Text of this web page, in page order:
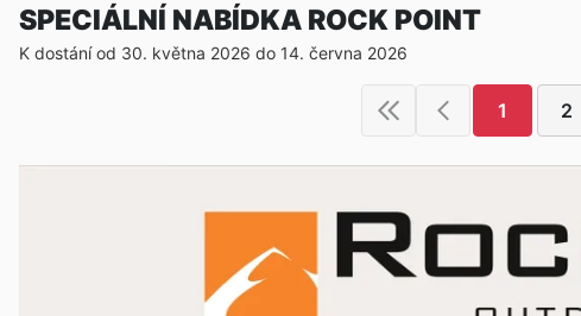
SPECIÁLNÍ NABÍDKA ROCK POINT
K dostání od 30. května 2026 do 14. června 2026
1 2